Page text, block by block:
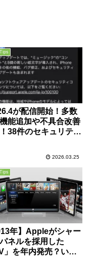
が配信開始！多数
能追加や不具合改善
38件のセキュリティ
2026.03.25
年】Appleがシャー
ネルを採用した
」を年内発売？いろ